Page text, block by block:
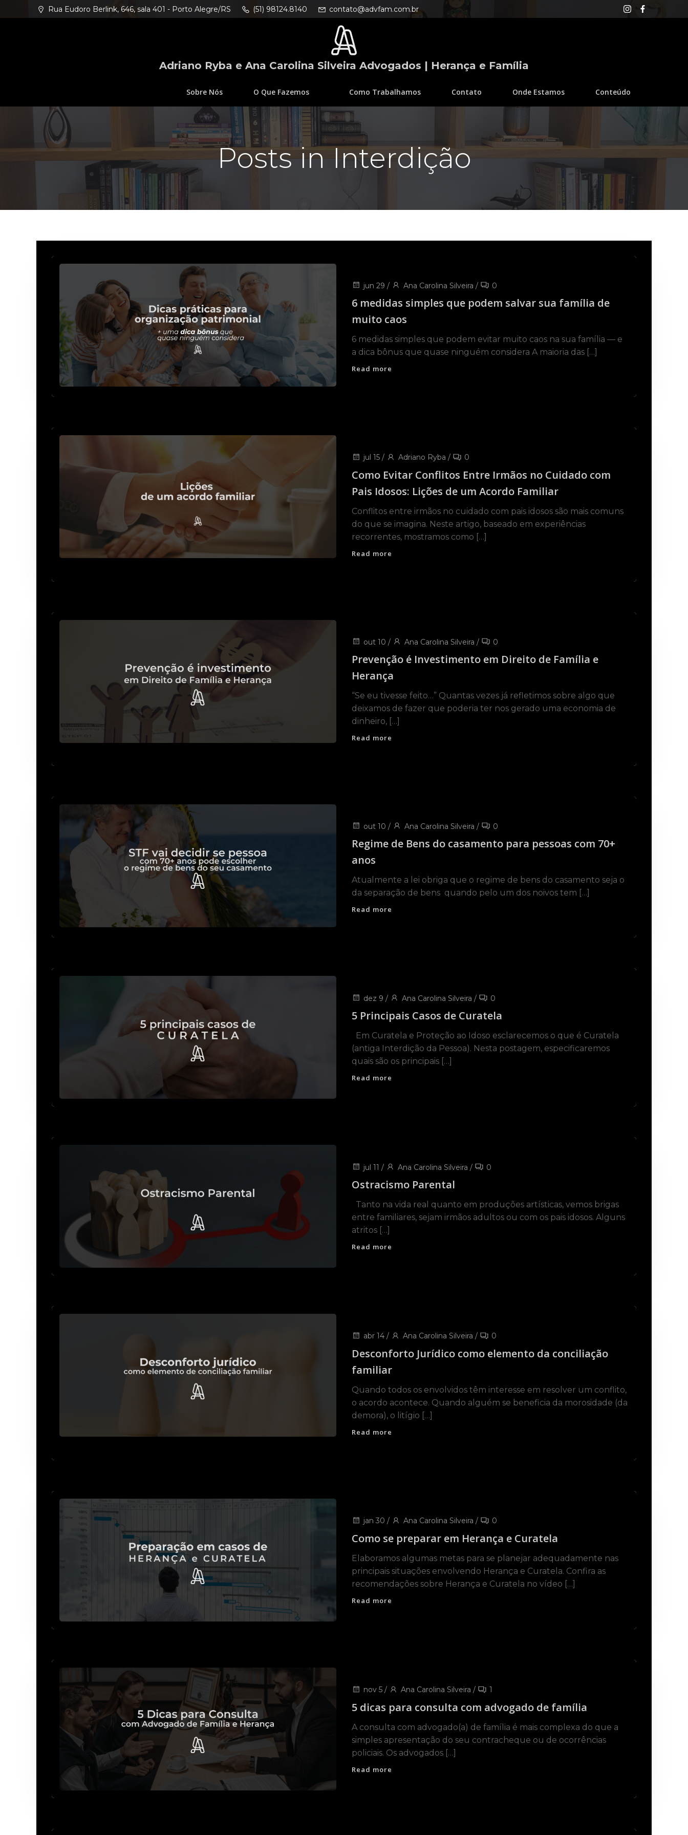
para
Rua Eudoro Berlink, 646, sala 401 - Porto Alegre/RS (51) 98124.8140 contato@advfam.com.br
Adriano Ryba e Ana Carolina Silveira Advogados | Herança e Família
Sobre Nós O Que Fazemos Como Trabalhamos Contato Onde Estamos Conteúdo
Posts in Interdição
jun 29 / Ana Carolina Silveira / 0
6 medidas simples que podem salvar sua família de
muito caos
6 medidas simples que podem evitar muito caos na sua família — e
a dica bônus que quase ninguém considera A maioria das […]
Read more
jul 15 / Adriano Ryba / 0
Como Evitar Conflitos Entre Irmãos no Cuidado com
Pais Idosos: Lições de um Acordo Familiar
Conflitos entre irmãos no cuidado com pais idosos são mais comuns
do que se imagina. Neste artigo, baseado em experiências
recorrentes, mostramos como […]
Read more
out 10 / Ana Carolina Silveira / 0
Prevenção é Investimento em Direito de Família e
Herança
“Se eu tivesse feito…” Quantas vezes já refletimos sobre algo que
deixamos de fazer que poderia ter nos gerado uma economia de
dinheiro, […]
Read more
out 10 / Ana Carolina Silveira / 0
Regime de Bens do casamento para pessoas com 70+
anos
Atualmente a lei obriga que o regime de bens do casamento seja o
da separação de bens quando pelo um dos noivos tem […]
Read more
dez 9 / Ana Carolina Silveira / 0
5 Principais Casos de Curatela
Em Curatela e Proteção ao Idoso esclarecemos o que é Curatela
(antiga Interdição da Pessoa). Nesta postagem, especificaremos
quais são os principais […]
Read more
jul 11 / Ana Carolina Silveira / 0
Ostracismo Parental
Tanto na vida real quanto em produções artísticas, vemos brigas
entre familiares, sejam irmãos adultos ou com os pais idosos. Alguns
atritos […]
Read more
abr 14 / Ana Carolina Silveira / 0
Desconforto Jurídico como elemento da conciliação
familiar
Quando todos os envolvidos têm interesse em resolver um conflito,
o acordo acontece. Quando alguém se beneficia da morosidade (da
demora), o litígio […]
Read more
jan 30 / Ana Carolina Silveira / 0
Como se preparar em Herança e Curatela
Elaboramos algumas metas para se planejar adequadamente nas
principais situações envolvendo Herança e Curatela. Confira as
recomendações sobre Herança e Curatela no vídeo […]
Read more
nov 5 / Ana Carolina Silveira / 1
5 dicas para consulta com advogado de família
A consulta com advogado(a) de família é mais complexa do que a
simples apresentação do seu contracheque ou de ocorrências
policiais. Os advogados […]
Read more